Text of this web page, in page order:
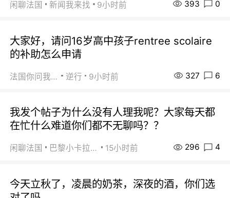
闲聊法国 新闻我来找 9小时前 393 0
大家好，请问16岁高中孩子rentree scolaire
的补助怎么申请
法国你问我答 逆行 9小时前 327 6
我发个帖子为什么没有人理我呢？大家每天都
在忙什么难道你们都不无聊吗？？
闲聊法国 巴黎小卡拉咪 15小时前 296 4
今天立秋了，凌晨的奶茶，深夜的酒，你们选